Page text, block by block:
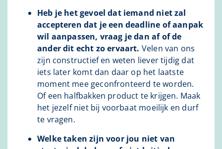
Heb je het gevoel dat iemand niet zal
accepteren dat je een deadline of aanpak
wil aanpassen, vraag je dan af of de
ander dit echt zo ervaart. Velen van ons
zijn constructief en weten liever tijdig dat
iets later komt dan daar op het laatste
moment mee geconfronteerd te worden.
Of een halfbakken product te krijgen. Maak
het jezelf niet bij voorbaat moeilijk en durf
te vragen.
Welke taken zijn voor jou niet van